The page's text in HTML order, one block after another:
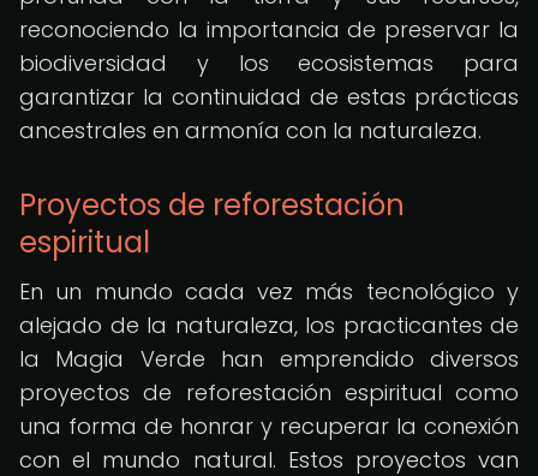
reconociendo la importancia de preservar la
biodiversidad y los ecosistemas para
garantizar la continuidad de estas prácticas
ancestrales en armonía con la naturaleza.
Proyectos de reforestación
espiritual
En un mundo cada vez más tecnológico y
alejado de la naturaleza, los practicantes de
la Magia Verde han emprendido diversos
proyectos de reforestación espiritual como
una forma de honrar y recuperar la conexión
con el mundo natural. Estos proyectos van